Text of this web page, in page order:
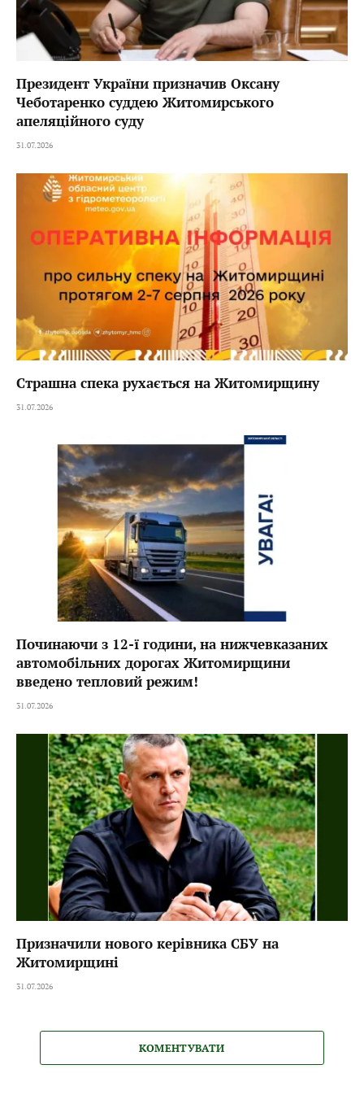
Президент України призначив Оксану
Чеботаренко суддею Житомирського
апеляційного суду
31.07.2026
Страшна спека рухається на Житомирщину
31.07.2026
Починаючи з 12-ї години, на нижчевказаних
автомобільних дорогах Житомирщини
введено тепловий режим!
31.07.2026
Призначили нового керівника СБУ на
Житомирщині
31.07.2026
КОМЕНТУВАТИ